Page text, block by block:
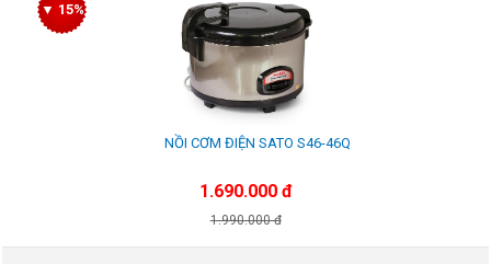
▼ 15%
NỒI CƠM ĐIỆN SATO S46-46Q
1.690.000 đ
1.990.000 đ